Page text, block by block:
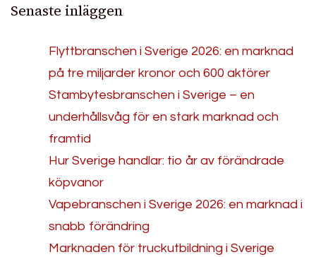
Senaste inläggen
Flyttbranschen i Sverige 2026: en marknad
på tre miljarder kronor och 600 aktörer
Stambytesbranschen i Sverige – en
underhållsvåg för en stark marknad och
framtid
Hur Sverige handlar: tio år av förändrade
köpvanor
Vapebranschen i Sverige 2026: en marknad i
snabb förändring
Marknaden för truckutbildning i Sverige